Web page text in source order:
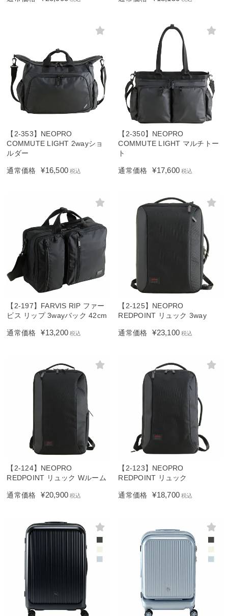
【2-353】NEOPRO
COMMUTE LIGHT 2wayショ
ルダー
通常価格 ¥16,500 税込
【2-350】NEOPRO
COMMUTE LIGHT マルチトー
ト
通常価格 ¥17,600 税込
【2-197】FARVIS RIP ファー
ビス リップ 3wayバック 42cm
通常価格 ¥13,200 税込
【2-125】NEOPRO
REDPOINT リュック 3way
通常価格 ¥23,100 税込
【2-124】NEOPRO
REDPOINT リュック Wルーム
通常価格 ¥20,900 税込
【2-123】NEOPRO
REDPOINT リュック
通常価格 ¥18,700 税込